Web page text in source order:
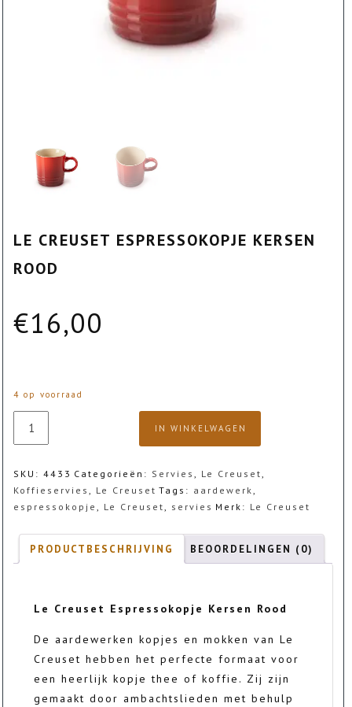
LE CREUSET ESPRESSOKOPJE KERSEN
ROOD
€16,00
4 op voorraad
Creuset
Kersen
Rood
IN WINKELWAGEN
SKU:4433 Categorieën: Servies, Le Creuset,
Koffieservies, Le Creuset Tags: aardewerk,
espressokopje, Le Creuset, servies Merk: Le Creuset
PRODUCTBESCHRIJVING BEOORDELINGEN (0)
Le Creuset Espressokopje Kersen Rood
De aardewerken kopjes en mokken van Le
Creuset hebben het perfecte formaat voor
een heerlijk kopje thee of koffie. Zij zijn
gemaakt door ambachtslieden met behulp